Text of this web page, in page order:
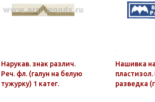
Нарукав. знак различ.
Реч. фл. (галун на белую
тужурку) 1 катег.
Нашивка
разведка